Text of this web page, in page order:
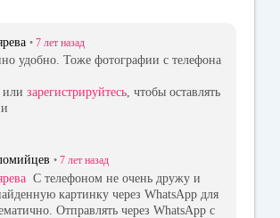
• 7 лет назад
удобно. Тоже фотографии с телефона
или зарегистрируйтесь, чтобы оставлять
• 7 лет назад
С телефоном не очень дружу и
картинку через WhatsApp для
Отправлять через WhatsApp с